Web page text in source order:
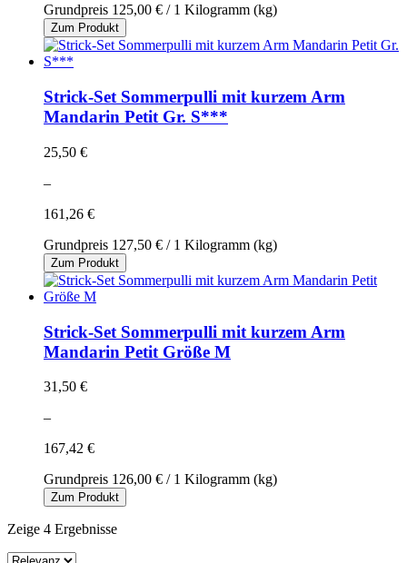
Grundpreis 125,00 € / 1 Kilogramm (kg)
Zum Produkt
Strick-Set Sommerpulli mit kurzem Arm
Mandarin Petit Gr. S***
25,50 €
–
161,26 €
Grundpreis 127,50 € / 1 Kilogramm (kg)
Zum Produkt
Strick-Set Sommerpulli mit kurzem Arm
Mandarin Petit Größe M
31,50 €
–
167,42 €
Grundpreis 126,00 € / 1 Kilogramm (kg)
Zum Produkt
Zeige 4 Ergebnisse